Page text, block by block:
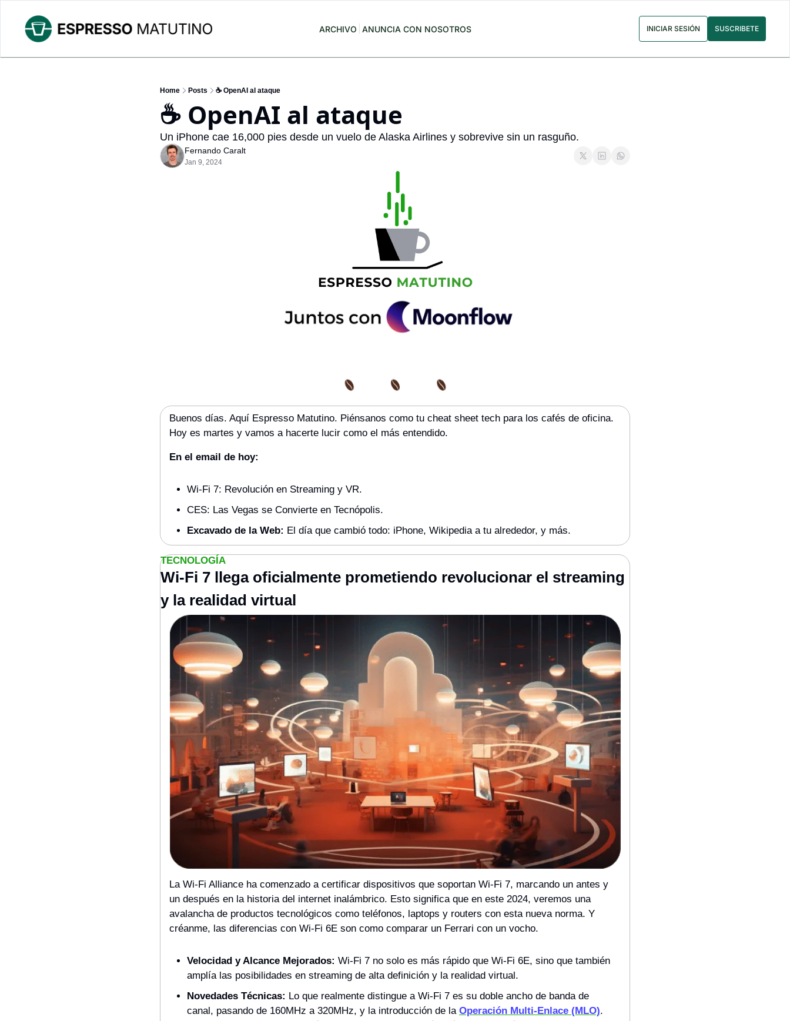
ARCHIVO ANUNCIA CON NOSOTROS INICIAR SESIÓN SUSCRIBETE
Home Posts ☕ OpenAI al ataque
☕ OpenAI al ataque
Un iPhone cae 16,000 pies desde un vuelo de Alaska Airlines y sobrevive sin un rasguño.
Fernando Caralt
Jan 9, 2024
Buenos días. Aquí Espresso Matutino. Piénsanos como tu cheat sheet tech para los cafés de oficina.
Hoy es martes y vamos a hacerte lucir como el más entendido.
En el email de hoy:
Wi-Fi 7: Revolución en Streaming y VR.
CES: Las Vegas se Convierte en Tecnópolis.
Excavado de la Web: El día que cambió todo: iPhone, Wikipedia a tu alrededor, y más.
TECNOLOGÍA
Wi-Fi 7 llega oficialmente prometiendo revolucionar el streaming
y la realidad virtual
La Wi-Fi Alliance ha comenzado a certificar dispositivos que soportan Wi-Fi 7, marcando un antes y
un después en la historia del internet inalámbrico. Esto significa que en este 2024, veremos una
avalancha de productos tecnológicos como teléfonos, laptops y routers con esta nueva norma. Y
créanme, las diferencias con Wi-Fi 6E son como comparar un Ferrari con un vocho.
Velocidad y Alcance Mejorados: Wi-Fi 7 no solo es más rápido que Wi-Fi 6E, sino que también
amplía las posibilidades en streaming de alta definición y la realidad virtual.
Novedades Técnicas: Lo que realmente distingue a Wi-Fi 7 es su doble ancho de banda de
canal, pasando de 160MHz a 320MHz, y la introducción de la Operación Multi-Enlace (MLO).